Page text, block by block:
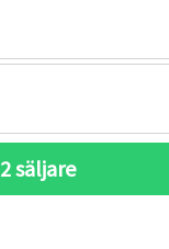
2 säljare